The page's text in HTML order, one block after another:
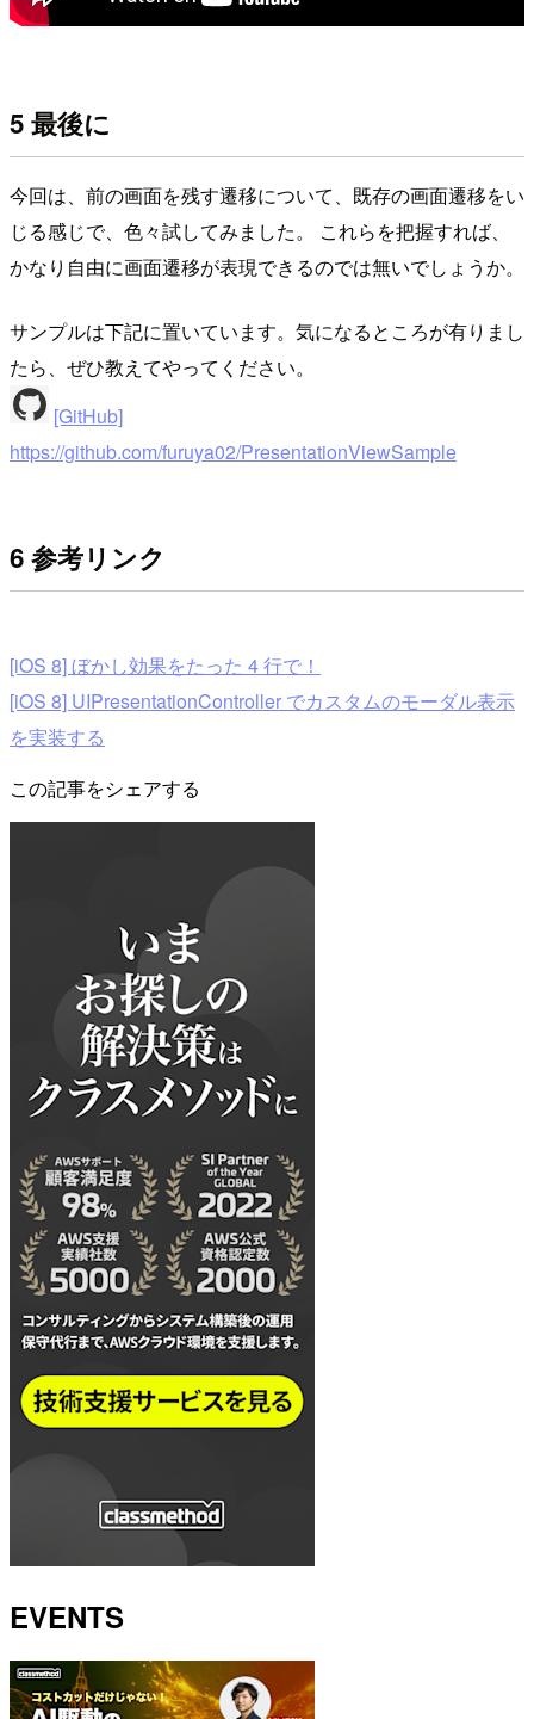
5 最後に
今回は、前の画面を残す遷移について、既存の画面遷移をい
じる感じで、色々試してみました。 これらを把握すれば、
かなり自由に画面遷移が表現できるのでは無いでしょうか。
サンプルは下記に置いています。気になるところが有りまし
たら、ぜひ教えてやってください。
[GitHub]
https://github.com/furuya02/PresentationViewSample
6 参考リンク
[iOS 8] ぼかし効果をたった 4 行で！
[iOS 8] UIPresentationController でカスタムのモーダル表示
を実装する
この記事をシェアする
EVENTS